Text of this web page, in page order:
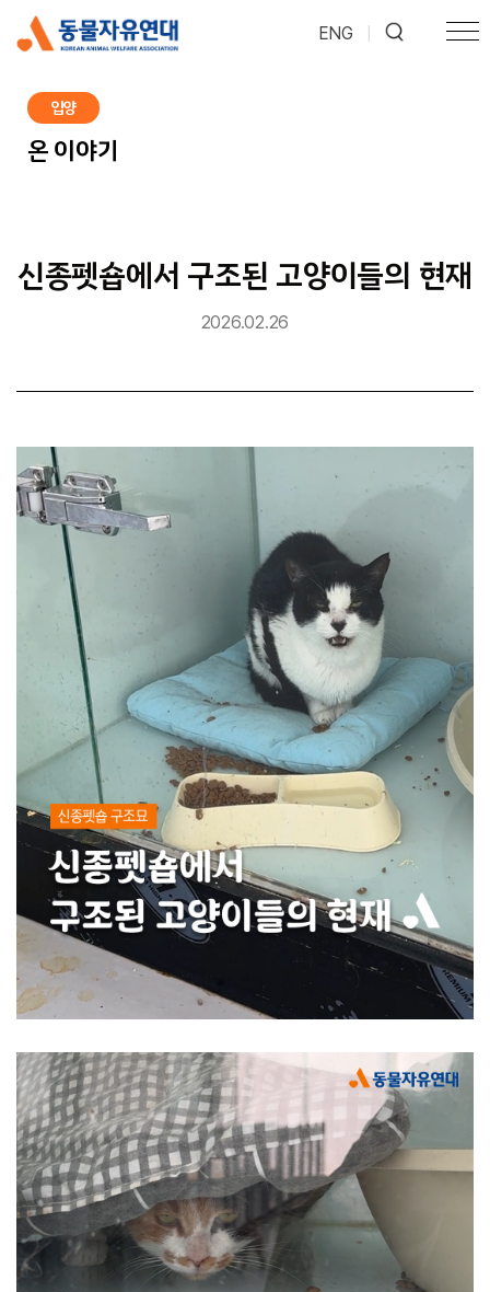
ENG
입양
온 이야기
신종펫숍에서 구조된 고양이들의 현재
2026.02.26